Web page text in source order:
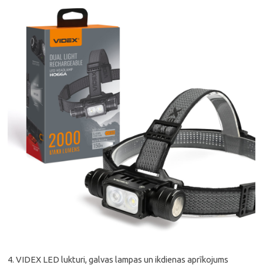
4. VIDEX LED lukturi, galvas lampas un ikdienas aprīkojums